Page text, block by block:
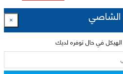
الشاصي ×
الهيكل في حال توفره لديك